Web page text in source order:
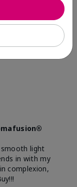
smooth light
in with my
complexion,